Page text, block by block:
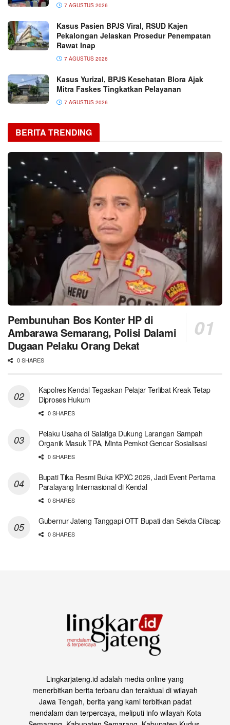
7 AGUSTUS 2026
Kasus Pasien BPJS Viral, RSUD Kajen
Pekalongan Jelaskan Prosedur Penempatan
Rawat Inap
7 AGUSTUS 2026
Kasus Yurizal, BPJS Kesehatan Blora Ajak
Mitra Faskes Tingkatkan Pelayanan
7 AGUSTUS 2026
BERITA TRENDING
Pembunuhan Bos Konter HP di
Ambarawa Semarang, Polisi Dalami
Dugaan Pelaku Orang Dekat
0 SHARES
Kapolres Kendal Tegaskan Pelajar Terlibat Kreak Tetap
Diproses Hukum
0 SHARES
Pelaku Usaha di Salatiga Dukung Larangan Sampah
Organik Masuk TPA, Minta Pemkot Gencar Sosialisasi
0 SHARES
Bupati Tika Resmi Buka KPXC 2026, Jadi Event Pertama
Paralayang Internasional di Kendal
0 SHARES
Gubernur Jateng Tanggapi OTT Bupati dan Sekda Cilacap
0 SHARES
Lingkarjateng.id adalah media online yang
menerbitkan berita terbaru dan teraktual di wilayah
Jawa Tengah, berita yang kami terbitkan padat
mendalam dan terpercaya, meliputi info wilayah Kota